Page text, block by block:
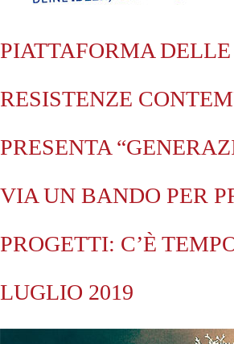
PIATTAFORMA DELLE
RESISTENZE
PRESENTA
VIA UN BANDO PER
PROGETTI: C’È
LUGLIO 2019